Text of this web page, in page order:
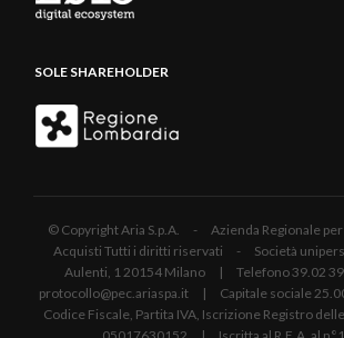
SOLE SHAREHOLDER
© Copyright Aria S.p.A. - Azienda Regionale per
Acquisti Tutti i diritti riservati - Società
Aulenti, 1 20154 Milano | Telefono 39.02
protocollo@pec.ariaspa.it | Capitale sociale
Codice Fiscale, Partita IVA, Iscrizione Registro